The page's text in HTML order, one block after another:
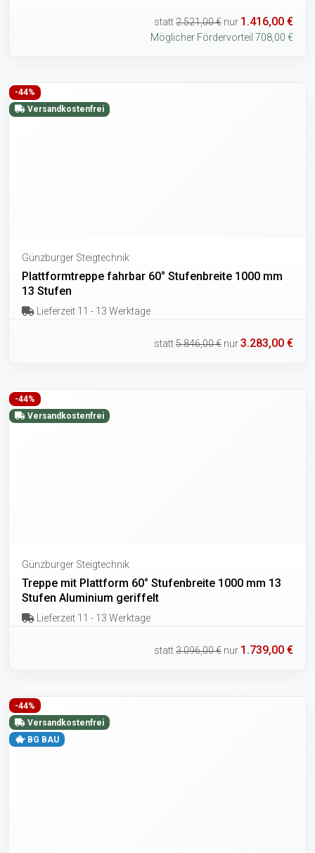
statt2.521,00 € nur 1.416,00 €
Möglicher Fördervorteil 708,00 €
-44%
Versandkostenfrei
Günzburger Steigtechnik
Plattformtreppe fahrbar 60° Stufenbreite 1000 mm
13 Stufen
Lieferzeit 11 - 13 Werktage
statt5.846,00 € nur3.283,00 €
-44%
Versandkostenfrei
Günzburger Steigtechnik
Treppe mit Plattform 60° Stufenbreite 1000 mm 13
Stufen Aluminium geriffelt
Lieferzeit 11 - 13 Werktage
statt3.096,00 € nur 1.739,00 €
-44%
Versandkostenfrei
BG BAU